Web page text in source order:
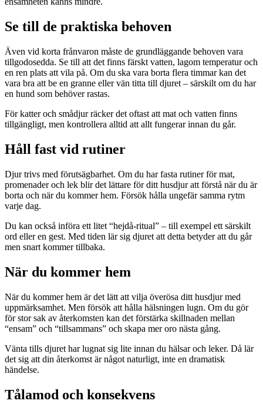
Se till de praktiska behoven
Även vid korta frånvaron måste de grundläggande behoven vara
tillgodosedda. Se till att det finns färskt vatten, lagom temperatur och
en ren plats att vila på. Om du ska vara borta flera timmar kan det
vara bra att be en granne eller vän titta till djuret – särskilt om du har
en hund som behöver rastas.
För katter och smådjur räcker det oftast att mat och vatten finns
tillgängligt, men kontrollera alltid att allt fungerar innan du går.
Håll fast vid rutiner
Djur trivs med förutsägbarhet. Om du har fasta rutiner för mat,
promenader och lek blir det lättare för ditt husdjur att förstå när du är
borta och när du kommer hem. Försök hålla ungefär samma rytm
varje dag.
Du kan också införa ett litet “hejdå-ritual” – till exempel ett särskilt
ord eller en gest. Med tiden lär sig djuret att detta betyder att du går
men snart kommer tillbaka.
När du kommer hem
När du kommer hem är det lätt att vilja överösa ditt husdjur med
uppmärksamhet. Men försök att hålla hälsningen lugn. Om du gör
för stor sak av återkomsten kan det förstärka skillnaden mellan
“ensam” och “tillsammans” och skapa mer oro nästa gång.
Vänta tills djuret har lugnat sig lite innan du hälsar och leker. Då lär
det sig att din återkomst är något naturligt, inte en dramatisk
händelse.
Tålamod och konsekvens